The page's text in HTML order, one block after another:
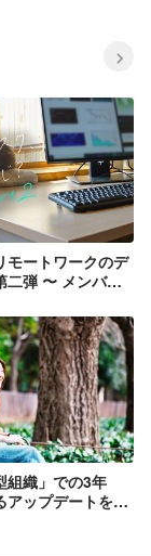
モートワークのデ
二弾 〜 メンバー
組織」での3年
アップデートを目